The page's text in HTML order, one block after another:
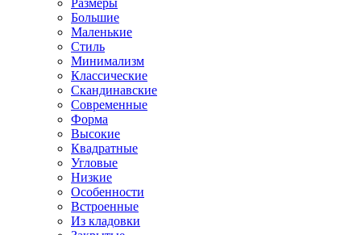
Размеры
Большие
Маленькие
Стиль
Минимализм
Классические
Скандинавские
Современные
Форма
Высокие
Квадратные
Угловые
Низкие
Особенности
Встроенные
Из кладовки